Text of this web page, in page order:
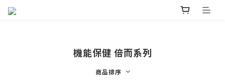
機能保健 倍而系列
商品排序